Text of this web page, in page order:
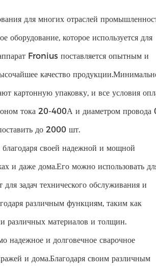
для многих отраслей
оборудование, которое используется для
Fronius поставляется опытным и
качество
картонную упаковку, и все условия
тока 20-400А и диаметром провода
до 2000 шт.
своей надежной и мощной
и даже дома.Его можно использовать
задач технического обслуживания и
различным функциям, таким как
различных материалов и толщин.
надежное и долговечное сварочное
и дома.Благодаря своим различным